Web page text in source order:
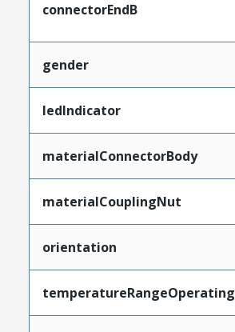
connectorEndB
gender
ledIndicator
materialConnectorBody
materialCouplingNut
orientation
temperatureRangeOperating